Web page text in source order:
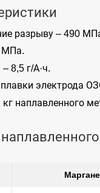
разрыву – 490
МПа.
8,5 г/А·ч.
электрода
наплавленного